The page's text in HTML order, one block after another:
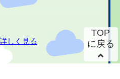
しく見る
TOP
に戻る